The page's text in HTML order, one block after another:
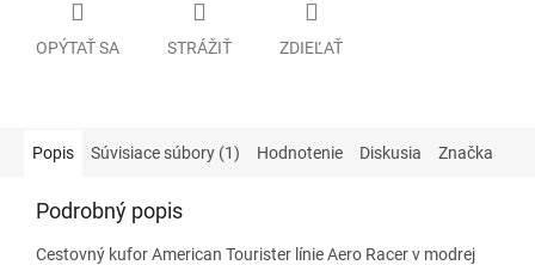
OPÝTAŤ SA STRÁŽIŤ ZDIEĽAŤ
Popis Súvisiace súbory (1) Hodnotenie Diskusia Značka
Podrobný popis
Cestovný kufor American Tourister línie Aero Racer v modrej